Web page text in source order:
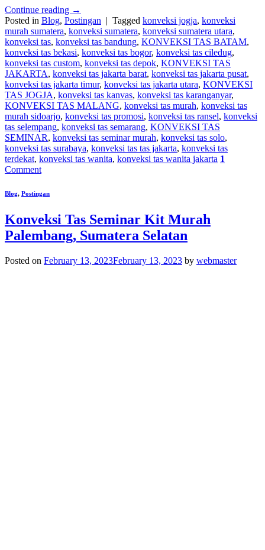
Continue reading →
Posted in Blog, Postingan | Tagged konveksi jogja, konveksi
murah sumatera, konveksi sumatera, konveksi sumatera utara,
konveksi tas, konveksi tas bandung, KONVEKSI TAS BATAM,
konveksi tas bekasi, konveksi tas bogor, konveksi tas ciledug,
konveksi tas custom, konveksi tas depok, KONVEKSI TAS
JAKARTA, konveksi tas jakarta barat, konveksi tas jakarta pusat,
konveksi tas jakarta timur, konveksi tas jakarta utara, KONVEKSI
TAS JOGJA, konveksi tas kanvas, konveksi tas karanganyar,
KONVEKSI TAS MALANG, konveksi tas murah, konveksi tas
murah sidoarjo, konveksi tas promosi, konveksi tas ransel, konveksi
tas selempang, konveksi tas semarang, KONVEKSI TAS
SEMINAR, konveksi tas seminar murah, konveksi tas solo,
konveksi tas surabaya, konveksi tas tas jakarta, konveksi tas
terdekat, konveksi tas wanita, konveksi tas wanita jakarta 1
Comment
Blog, Postingan
Konveksi Tas Seminar Kit Murah
Palembang, Sumatera Selatan
Posted on February 13, 2023February 13, 2023 by webmaster